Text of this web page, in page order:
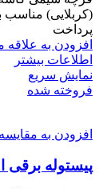
(کربلایی)
پرداخت
افزودن به علاقه
اطلاعات بیشتر
نمایش سریع
فروخته شده
افزودن به مقایسه
پیستوله برقی